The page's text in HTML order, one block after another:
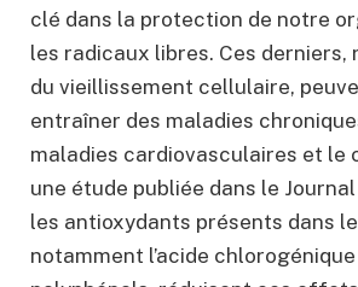
clé dans la protection de notre
les radicaux libres. Ces derniers,
du vieillissement cellulaire,
entraîner des maladies
maladies cardiovasculaires et le
une étude publiée dans le
les antioxydants présents dans
notamment l’acide